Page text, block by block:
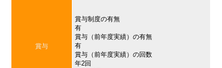
賞与
賞与制度の有無
有
賞与（前年度実績）の有無
有
賞与（前年度実績）の回数
年2回